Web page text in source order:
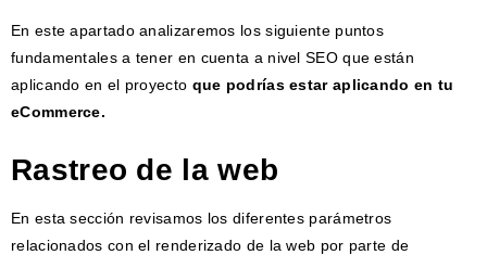
En este apartado analizaremos los siguiente puntos
fundamentales a tener en cuenta a nivel SEO que están
aplicando en el proyecto que podrías estar aplicando en tu
eCommerce.
Rastreo de la web
En esta sección revisamos los diferentes parámetros
relacionados con el renderizado de la web por parte de